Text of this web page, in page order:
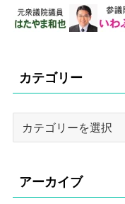
カテゴリー
ー
アーカイブ